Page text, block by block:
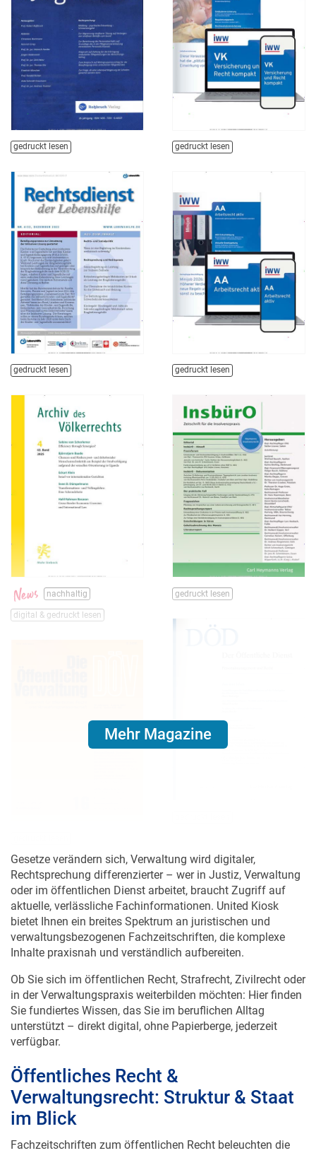
gedruckt lesen gedruckt lesen
gedruckt lesen gedruckt lesen
nachhaltig
digital & gedruckt lesen
gedruckt lesen
Mehr Magazine
Gesetze verändern sich, Verwaltung wird digitaler,
Rechtsprechung differenzierter – wer in Justiz, Verwaltung
oder im öffentlichen Dienst arbeitet, braucht Zugriff auf
aktuelle, verlässliche Fachinformationen. United Kiosk
bietet Ihnen ein breites Spektrum an juristischen und
verwaltungsbezogenen Fachzeitschriften, die komplexe
Inhalte praxisnah und verständlich aufbereiten.
Ob Sie sich im öffentlichen Recht, Strafrecht, Zivilrecht oder
in der Verwaltungspraxis weiterbilden möchten: Hier finden
Sie fundiertes Wissen, das Sie im beruflichen Alltag
unterstützt – direkt digital, ohne Papierberge, jederzeit
verfügbar.
Öffentliches Recht &
Verwaltungsrecht: Struktur & Staat
im Blick
Fachzeitschriften zum öffentlichen Recht beleuchten die